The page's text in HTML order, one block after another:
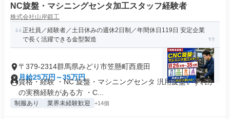
NC旋盤・マシニングセンタ加工スタッフ経験者
株式会社山岸鍛工
正社員／経験者／土日休みの週休2日制／年間休日119日 安定企業
で長く活躍できる金型製造
〒379-2314群馬県みどり市笠懸町西鹿田
月給25万円～35万円
資格・経験 ・NC 旋盤・マシニングセンタ 汎用旋盤いずれか
の実務経験がある方 ・C...
制服あり 業界未経験歓迎 +14個